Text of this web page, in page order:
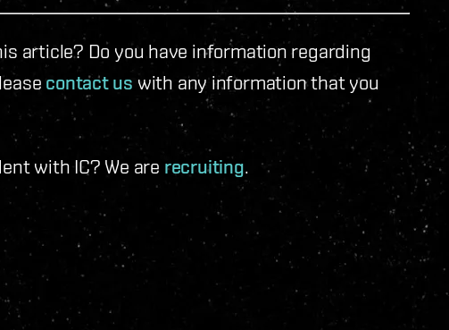
article? Do you have information regarding
contact us with any information that you
with IC? We are recruiting.